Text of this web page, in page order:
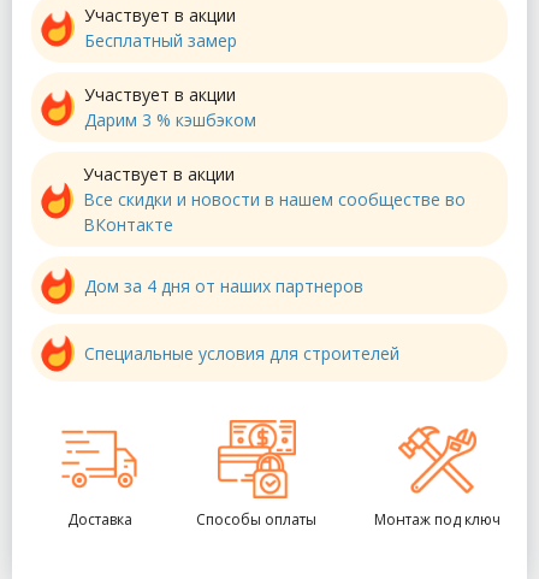
Участвует в акции
Бесплатный замер
Участвует в акции
Дарим 3 % кэшбэком
Участвует в акции
Все скидки и новости в нашем сообществе во
ВКонтакте
Дом за 4 дня от наших партнеров
Специальные условия для строителей
Доставка Способы оплаты Монтаж под ключ